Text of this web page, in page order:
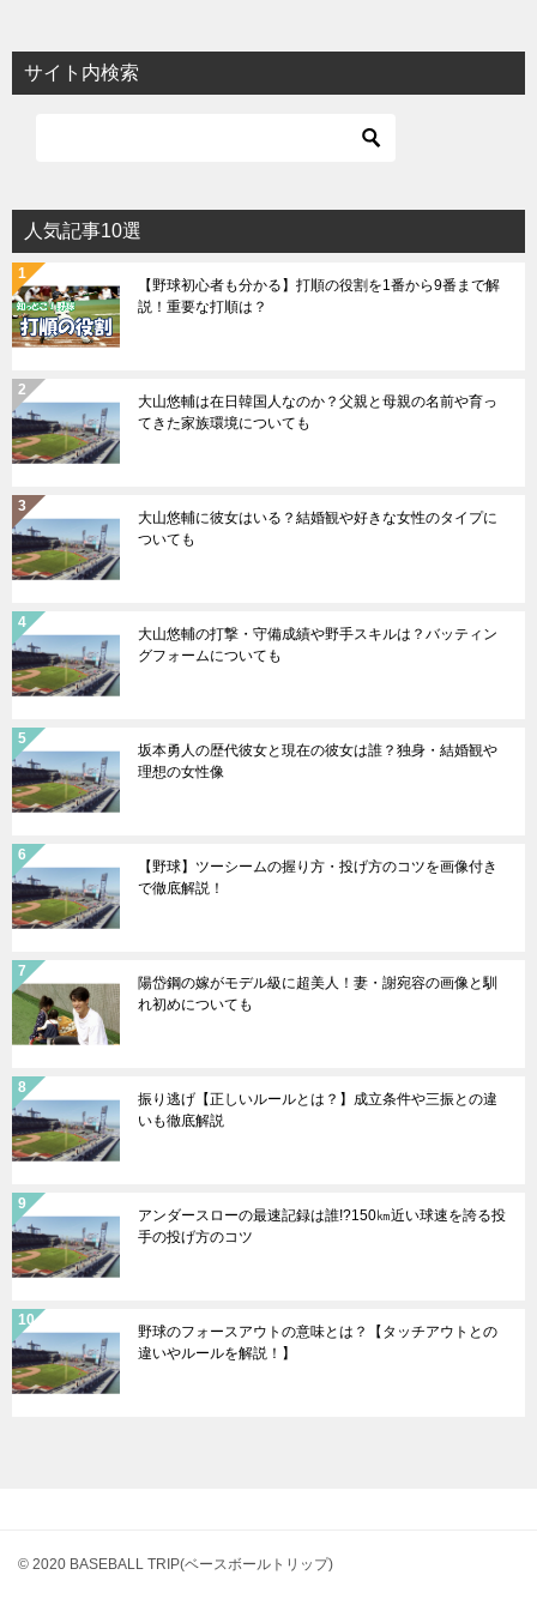
サイト内検索
人気記事10選
【野球初心者も分かる】打順の役割を1番から9番まで解
説！重要な打順は？
大山悠輔は在日韓国人なのか？父親と母親の名前や育っ
てきた家族環境についても
大山悠輔に彼女はいる？結婚観や好きな女性のタイプに
ついても
大山悠輔の打撃・守備成績や野手スキルは？バッティン
グフォームについても
坂本勇人の歴代彼女と現在の彼女は誰？独身・結婚観や
理想の女性像
【野球】ツーシームの握り方・投げ方のコツを画像付き
で徹底解説！
陽岱鋼の嫁がモデル級に超美人！妻・謝宛容の画像と馴
れ初めについても
振り逃げ【正しいルールとは？】成立条件や三振との違
いも徹底解説
アンダースローの最速記録は誰!?150㎞近い球速を誇る投
手の投げ方のコツ
野球のフォースアウトの意味とは？【タッチアウトとの
違いやルールを解説！】
© 2020 BASEBALL TRIP(ベースボールトリップ)